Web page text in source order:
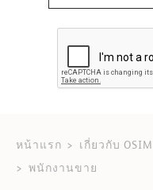
หน้าแรก เกี่ยวกับ OSIM
พนักงานขาย